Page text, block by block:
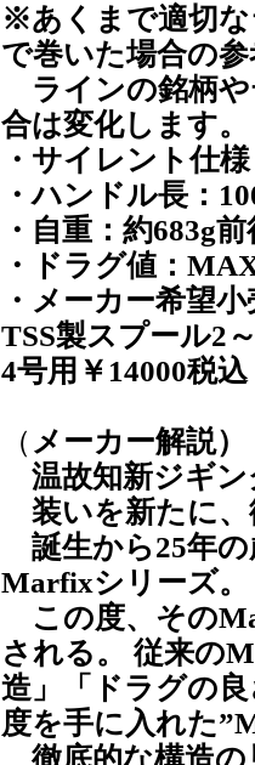
※あくまで適切
で巻いた場合の
ラインの銘柄や
合は変化します。
・サイレント仕様
・ハンドル長：
・自重：約683g前
・ドラグ値：
・メーカー希望
TSS製スプール2
4号用￥14000税込
（ メーカー解説）
温故知新ジギ
装いを新たに、
誕生から25年の
Marfixシリーズ。
この度、その
される。 従来の
造」「ドラグの
度を手に入れた
徹底的な構造の